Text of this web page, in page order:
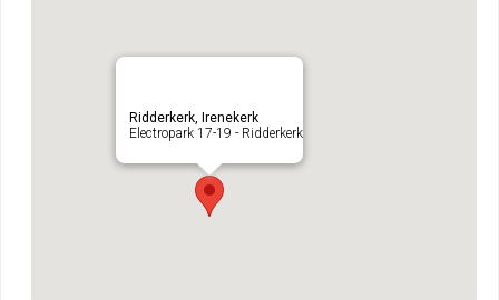
Ridderkerk, Irenekerk
Electropark 17-19 - Ridderkerk